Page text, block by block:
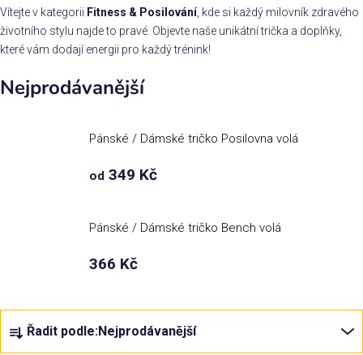
pro
Rodina
Láska
Kolekce
Vítejte v kategorii Fitness & Posilování, kde si každý milovník zdravého
životního stylu najde to pravé. Objevte naše unikátní trička a doplňky,
které vám dodají energii pro každý trénink!
Nejprodávanější
Pánské / Dámské tričko Posilovna volá
od 349 Kč
Pánské / Dámské tričko Bench volá
366 Kč
Řadit podle:Nejprodávanější